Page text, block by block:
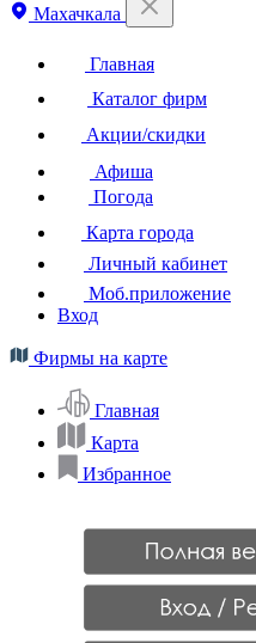
Махачкала
Главная
Каталог фирм
Акции/скидки
Афиша
Погода
Карта города
Личный кабинет
Моб.приложение
Вход
Фирмы на карте
Главная
Карта
Избранное